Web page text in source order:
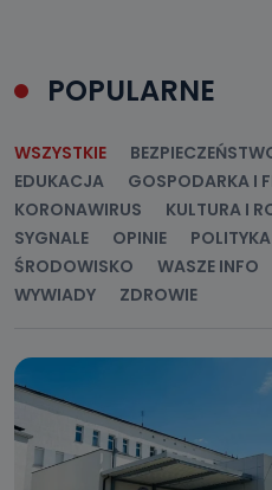
POPULARNE
WSZYSTKIE
EDUKACJA
GOSPODARKA I
KORONAWIRUS
KULTURA I
SYGNALE
OPINIE POLITYKA
ŚRODOWISKO
WASZE INFO
WYWIADY
ZDROWIE